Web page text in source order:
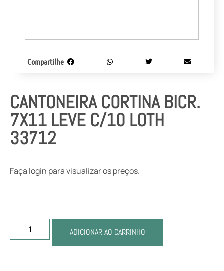
CANTONEIRA CORTINA BICR.
7X11 LEVE C/10 LOTH
33712
Faça login para visualizar os preços.
ADICIONAR AO CARRINHO
Compartilhe